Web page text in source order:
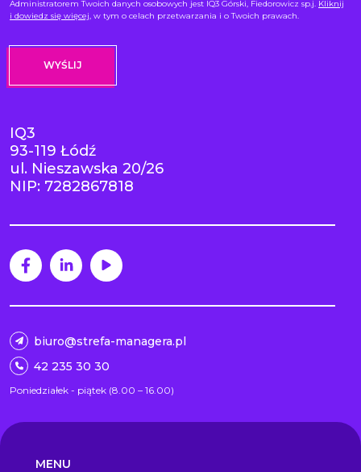
Administratorem Twoich danych osobowych jest IQ3 Górski, Fiedorowicz sp.j. Kliknij
i dowiedz się więcej, w tym o celach przetwarzania i o Twoich prawach.
IQ3
93-119 Łódź
ul. Nieszawska 20/26
NIP: 7282867818
biuro@strefa-managera.pl
42 235 30 30
Poniedziałek - piątek (8.00 – 16.00)
MENU